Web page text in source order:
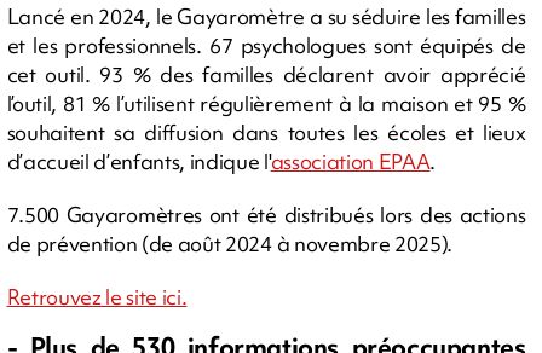
Lancé en 2024, le Gayaromètre a su séduire les familles
et les professionnels. 67 psychologues sont équipés de
cet outil. 93 % des familles déclarent avoir apprécié
l’outil, 81 % l’utilisent régulièrement à la maison et 95 %
souhaitent sa diffusion dans toutes les écoles et lieux
d’accueil d’enfants, indique l'association EPAA.
7.500 Gayaromètres ont été distribués lors des actions
de prévention (de août 2024 à novembre 2025).
Retrouvez le site ici.